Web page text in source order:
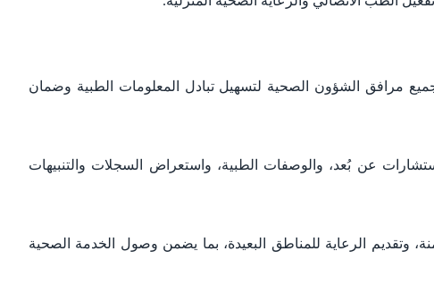
مرافق الشؤون الصحية لتسهيل تبادل المعلومات الطبية وضمان
عن بُعد، والوصفات الطبية، واستعراض السجلات والتنبيهات
وتقديم الرعاية للمناطق البعيدة، بما يضمن وصول الخدمة الصحية